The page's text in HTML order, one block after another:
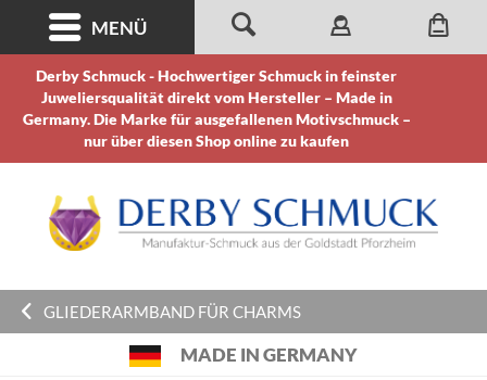
Derby Schmuck - Hochwertiger Schmuck in feinster
Juweliersqualität direkt vom Hersteller – Made in
Germany. Die Marke für ausgefallenen Motivschmuck –
nur über diesen Shop online zu kaufen
MENÜ
GLIEDERARMBAND FÜR CHARMS
MADE IN GERMANY